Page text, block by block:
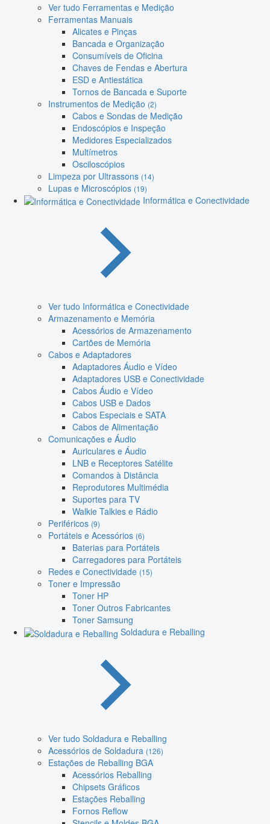
Ver tudo Ferramentas e Medição
Ferramentas Manuais
Alicates e Pinças
Bancada e Organização
Consumíveis de Oficina
Chaves de Fendas e Abertura
ESD e Antiestática
Tornos de Bancada e Suporte
Instrumentos de Medição (2)
Cabos e Sondas de Medição
Endoscópios e Inspeção
Medidores Especializados
Multímetros
Osciloscópios
Limpeza por Ultrassons (14)
Lupas e Microscópios (19)
Informática e Conectividade
Ver tudo Informática e Conectividade
Armazenamento e Memória
Acessórios de Armazenamento
Cartões de Memória
Cabos e Adaptadores
Adaptadores Áudio e Vídeo
Adaptadores USB e Conectividade
Cabos Áudio e Vídeo
Cabos USB e Dados
Cabos Especiais e SATA
Cabos de Alimentação
Comunicações e Áudio
Auriculares e Áudio
LNB e Receptores Satélite
Comandos à Distância
Reprodutores Multimédia
Suportes para TV
Walkie Talkies e Rádio
Periféricos (9)
Portáteis e Acessórios (6)
Baterias para Portáteis
Carregadores para Portáteis
Redes e Conectividade (15)
Toner e Impressão
Toner HP
Toner Outros Fabricantes
Toner Samsung
Soldadura e Reballing
Ver tudo Soldadura e Reballing
Acessórios de Soldadura (126)
Estações de Reballing BGA
Acessórios Reballing
Chipsets Gráficos
Estações Reballing
Fornos Reflow